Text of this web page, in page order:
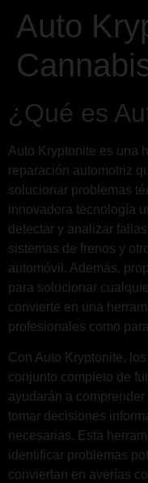
Auto
¿Qué es
Auto Kryptonite es una
reparación automotriz
solucionar problemas
innovadora tecnología
detectar y analizar
sistemas de frenos y
automóvil. Además,
para solucionar
convierte en una
profesionales como
Con Auto Kryptonite,
conjunto completo de
ayudarán a
tomar decisiones
necesarias. Esta
identificar problemas
conviertan en averías